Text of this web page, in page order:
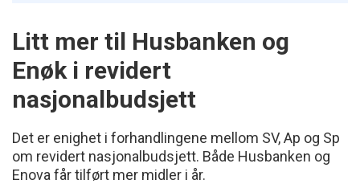
Litt mer til Husbanken og
Enøk i revidert
nasjonalbudsjett
Det er enighet i forhandlingene mellom SV, Ap og Sp
om revidert nasjonalbudsjett. Både Husbanken og
Enova får tilført mer midler i år.